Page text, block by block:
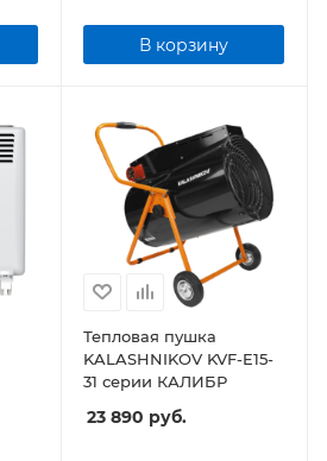
В корзину
Тепловая пушка
KALASHNIKOV KVF-E15-
31 серии КАЛИБР
23 890 руб.